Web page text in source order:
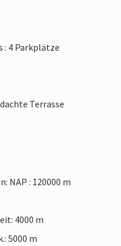
: 4 Parkplätze
Terrasse
NAP : 120000 m
4000 m
5000 m